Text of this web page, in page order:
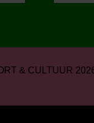
& CULTUUR